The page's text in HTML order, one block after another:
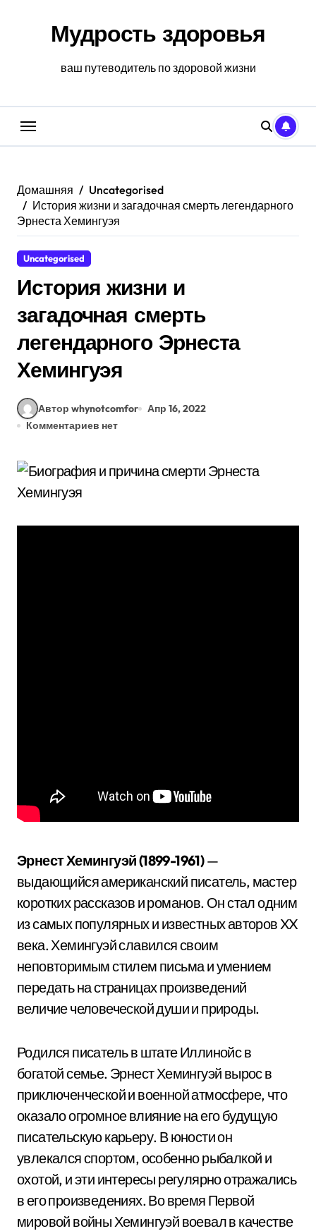
содержаниюМудрость здоровья
ваш путеводитель по здоровой жизни
Домашняя
Uncategorised
История жизни и загадочная смерть легендарного
Эрнеста Хемингуэя
Uncategorised
История жизни и
загадочная смерть
легендарного Эрнеста
Хемингуэя
Автор whynotcomfor
Апр 16, 2022
Комментариев нет
Эрнест Хемингуэй (1899-1961)—
выдающийся американский писатель, мастер
коротких рассказов и романов. Он стал одним
из самых популярных и известных авторов XX
века. Хемингуэй славился своим
неповторимым стилем письма и умением
передать на страницах произведений
величие человеческой души и природы.
Родился писатель в штате Иллинойс в
богатой семье. Эрнест Хемингуэй вырос в
приключенческой и военной атмосфере, что
оказало огромное влияние на его будущую
писательскую карьеру. В юности он
увлекался спортом, особенно рыбалкой и
охотой, и эти интересы регулярно отражались
в его произведениях. Во время Первой
мировой войны Хемингуэй воевал в качестве